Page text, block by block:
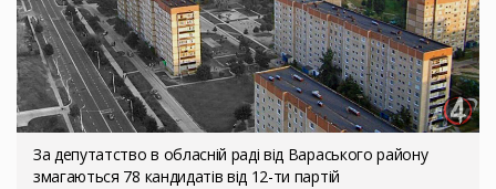
За депутатство в обласній раді від Вараського району
змагаються 78 кандидатів від 12-ти партій